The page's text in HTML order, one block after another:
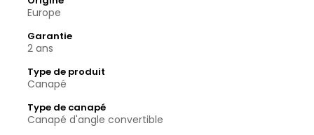
Europe
Garantie
2 ans
Type de produit
Canapé
Type de canapé
Canapé d'angle convertible